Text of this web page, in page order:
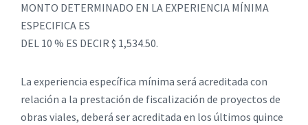
MONTO DETERMINADO EN LA EXPERIENCIA MÍNIMA
ESPECIFICA ES
DEL 10 % ES DECIR $ 1,534.50.
La experiencia específica mínima será acreditada con
relación a la prestación de fiscalización de proyectos de
obras viales, deberá ser acreditada en los últimos quince